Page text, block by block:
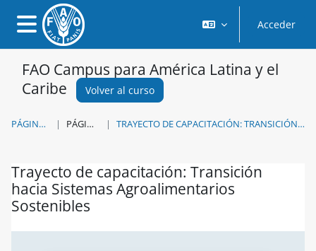
Salta al contenido principal
Panel lateral
Acceder
FAO Campus para América Latina y el
Caribe
Volver al curso
PÁGINA PRINCIPAL PÁGINAS DEL SITIO TRAYECTO DE CAPACITACIÓN: TRANSICIÓN HACIA SISTEMAS AGROALIMENTARIOS SOSTENIBLES
Trayecto de capacitación: Transición
hacia Sistemas Agroalimentarios
Sostenibles